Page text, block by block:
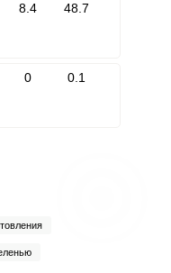
8.4 48.7
0 0.1